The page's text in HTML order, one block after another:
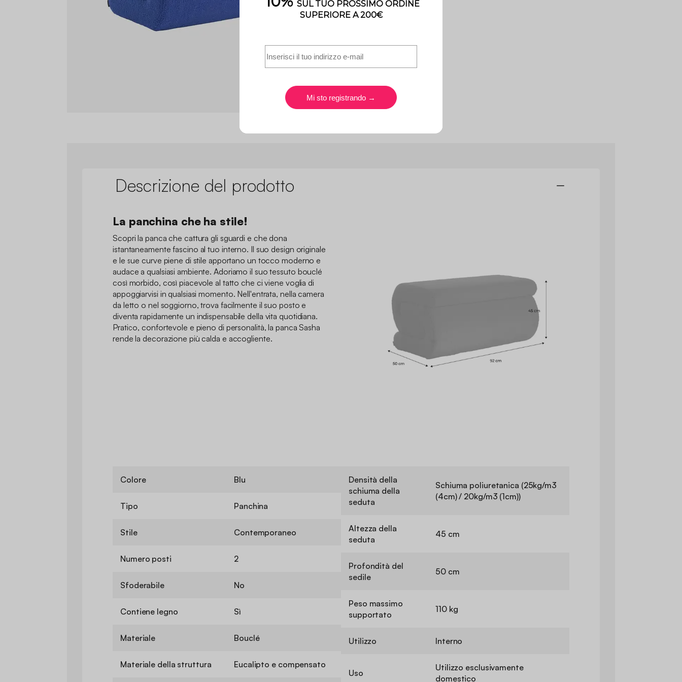
Descrizione del prodotto
La panchina che ha stile!
Scopri la panca che cattura gli sguardi e che dona
istantaneamente fascino al tuo interno. Il suo design originale
e le sue curve piene di stile apportano un tocco moderno e
audace a qualsiasi ambiente. Adoriamo il suo tessuto bouclé
così morbido, così piacevole al tatto che ci viene voglia di
appoggiarvisi in qualsiasi momento. Nell'entrata, nella camera
da letto o nel soggiorno, trova facilmente il suo posto e
diventa rapidamente un indispensabile della vita quotidiana.
Pratico, confortevole e pieno di personalità, la panca Sasha
rende la decorazione più calda e accogliente.
Colore Blu
Tipo Panchina
Stile Contemporaneo
Numero posti 2
Sfoderabile No
Contiene legno Sì
Materiale Bouclé
Materiale della struttura Eucalipto e compensato
Densità della
schiuma della
seduta
Schiuma poliuretanica (25kg/m3
(4cm) / 20kg/m3 (1cm))
Altezza della
seduta
45 cm
Profondità del
sedile
50 cm
Peso massimo
supportato
110 kg
Utilizzo Interno
Uso
Utilizzo esclusivamente
domestico